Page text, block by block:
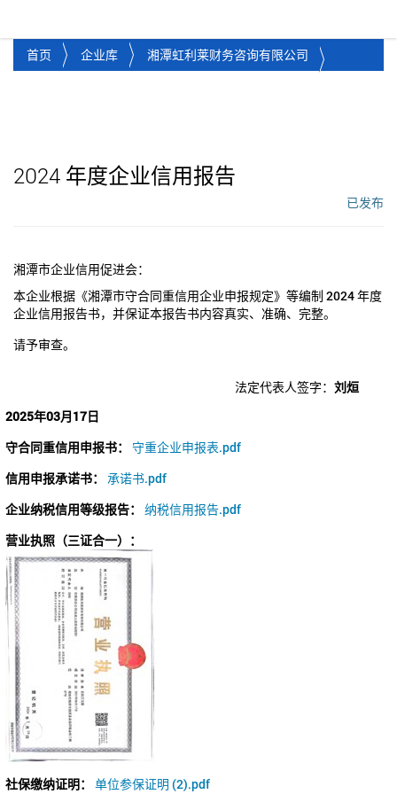
首页 企业库 湘潭虹利莱财务咨询有限公司
2024 年度企业信用报告
已发布
湘潭市企业信用促进会：
本企业根据《湘潭市守合同重信用企业申报规定》等编制 2024年度
企业信用报告书，并保证本报告书内容真实、准确、完整。
请予审查。
法定代表人签字： 刘烜
2025年03月17日
守合同重信用申报书：
守重企业申报表.pdf
信用申报承诺书：
承诺书.pdf
企业纳税信用等级报告：
纳税信用报告.pdf
营业执照（三证合一）：
社保缴纳证明： 单位参保证明 (2).pdf